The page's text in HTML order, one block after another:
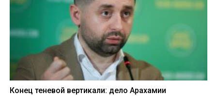
Конец теневой вертикали: дело Арахамии